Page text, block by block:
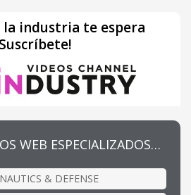
industria te espera
WEB ESPECIALIZADOS…
& DEFENSE